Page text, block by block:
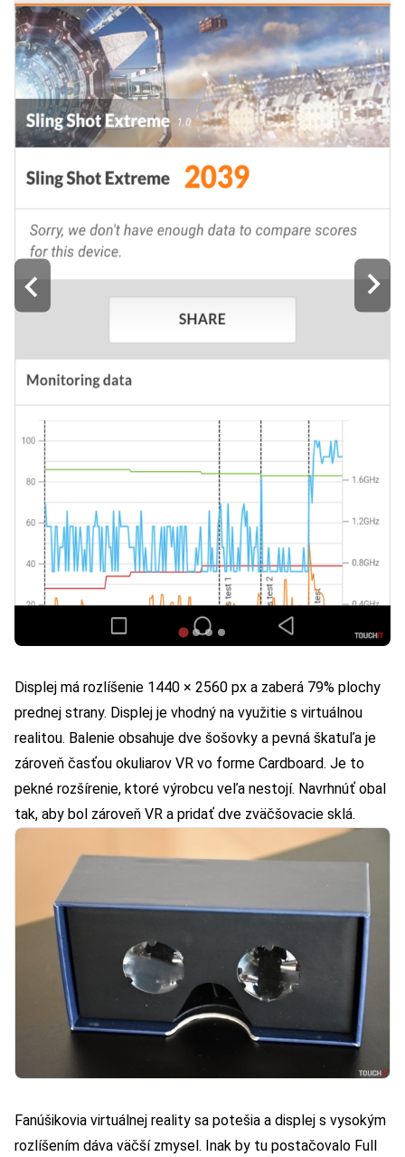
Displej má rozlíšenie 1440 × 2560 px a zaberá 79% plochy
prednej strany. Displej je vhodný na využitie s virtuálnou
realitou. Balenie obsahuje dve šošovky a pevná škatuľa je
zároveň časťou okuliarov VR vo forme Cardboard. Je to
pekné rozšírenie, ktoré výrobcu veľa nestojí. Navrhnúť obal
tak, aby bol zároveň VR a pridať dve zväčšovacie sklá.
Fanúšikovia virtuálnej reality sa potešia a displej s vysokým
rozlíšením dáva väčší zmysel. Inak by tu postačovalo Full